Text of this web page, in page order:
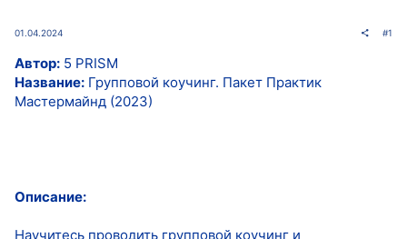
01.04.2024 #1
Автор: 5 PRISM
Название: Групповой коучинг. Пакет Практик
Мастермайнд (2023)
Описание:
Научитесь проводить групповой коучинг и